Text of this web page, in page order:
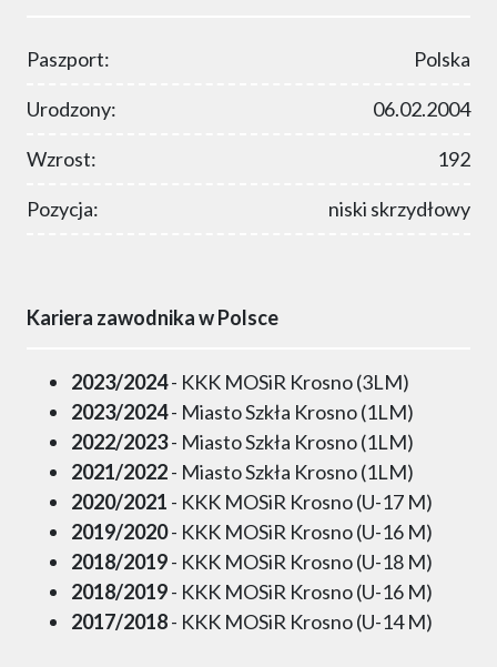
Paszport: Polska
Urodzony: 06.02.2004
Wzrost: 192
Pozycja: niski skrzydłowy
Kariera zawodnika w Polsce
2023/2024- KKK MOSiR Krosno (3LM)
2023/2024- Miasto Szkła Krosno (1LM)
2022/2023- Miasto Szkła Krosno (1LM)
2021/2022- Miasto Szkła Krosno (1LM)
2020/2021 - KKK MOSiR Krosno (U-17 M)
2019/2020- KKK MOSiR Krosno (U-16 M)
2018/2019- KKK MOSiR Krosno (U-18 M)
2018/2019- KKK MOSiR Krosno (U-16 M)
2017/2018- KKK MOSiR Krosno (U-14 M)